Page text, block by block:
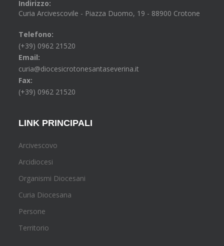
Indirizzo:
Curia Arcivescovile - Piazza Duomo, 19 - 88900 Crotone
Telefono:
(+39) 0962 21520
Email:
curia@diocesicrotonesantaseverina.it
Fax:
(+39) 0962 21520
LINK PRINCIPALI
Arcivescovo
Arcidiocesi
Organismi Diocesani
Curia Diocesana
Persone
Territorio